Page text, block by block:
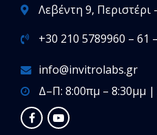
Λεβέντη 9, Περιστέρι
+30 210 5789960 – 61
info@invitrolabs.gr
Δ–Π: 8:00πμ – 8:30μμ |